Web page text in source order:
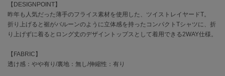
セルフォード
célon
セロン
Clarks Premium
クラークス
【DESIGNPOINT】
昨年も人気だった薄手のフライス素材を使用した、ツイストレイヤードT。
折り上げると裾がバルーンのように立体感を持ったコンパクトTシャツに、折
り上げずに着るとロング丈のデザイントップスとして着用できる2WAY仕様。
【FABRIC】
透け感：やや有り/裏地：無し/伸縮性：有り